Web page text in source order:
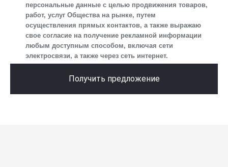
следующие действия: сбор, запись, систематизация,
накопление, хранение, уточнение (обновление, изменение),
извлечение, использование, передача (предоставление, доступ),
блокирование, удаление, уничтожение персональных данных.
Общество обрабатывает персональные данные
с использованием средств автоматизации.
осуществление взаимодействия Общества с посетителями
персональные данные с целью продвижения товаров,
работ, услуг Общества на рынке, путем
осуществления прямых контактов, а также выражаю
свое согласие на получение рекламной информации
любым доступным способом, включая сети
электросвязи, а также через сеть интернет.
Получить предложение